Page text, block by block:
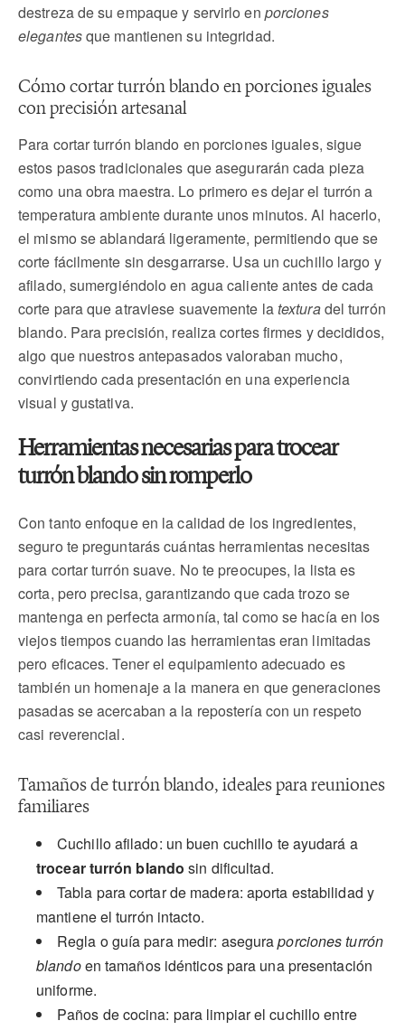
destreza de su empaque y servirlo en porciones
elegantesque mantienen su integridad.
Cómo cortar turrón blando en porciones iguales
con precisión artesanal
Para cortar turrón blando en porciones iguales, sigue
estos pasos tradicionales que asegurarán cada pieza
como una obra maestra. Lo primero es dejar el turrón a
temperatura ambiente durante unos minutos. Al hacerlo,
el mismo se ablandará ligeramente, permitiendo que se
corte fácilmente sin desgarrarse. Usa un cuchillo largo y
afilado, sumergiéndolo en agua caliente antes de cada
corte para que atraviese suavemente latexturadel turrón
blando. Para precisión, realiza cortes firmes y decididos,
algo que nuestros antepasados valoraban mucho,
convirtiendo cada presentación en una experiencia
visual y gustativa.
Herramientas necesarias para trocear
turrón blando sin romperlo
Con tanto enfoque en la calidad de los ingredientes,
seguro te preguntarás cuántas herramientas necesitas
para cortar turrón suave. No te preocupes, la lista es
corta, pero precisa, garantizando que cada trozo se
mantenga en perfecta armonía, tal como se hacía en los
viejos tiempos cuando las herramientas eran limitadas
pero eficaces. Tener el equipamiento adecuado es
también un homenaje a la manera en que generaciones
pasadas se acercaban a la repostería con un respeto
casi reverencial.
Tamaños de turrón blando, ideales para reuniones
familiares
Cuchillo afilado: un buen cuchillo te ayudará a
trocear turrón blando sin dificultad.
Tabla para cortar de madera: aporta estabilidad y
mantiene el turrón intacto.
Regla o guía para medir: aseguraporciones turrón
blandoen tamaños idénticos para una presentación
uniforme.
Paños de cocina: para limpiar el cuchillo entre